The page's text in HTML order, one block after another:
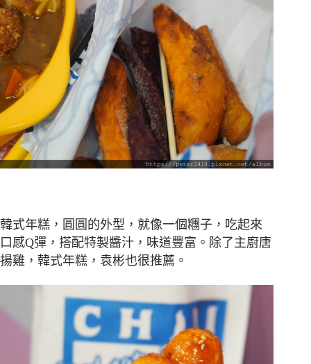
韓式年糕，圓圓的外型，就像一個糰子，吃起來
口感Q彈，搭配特製醬汁，味道豐富。除了主廚唐
揚雞，韓式年糕，袁彬也很推薦。